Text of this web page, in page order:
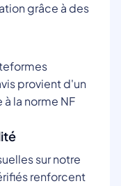
grâce à des
provient d'un
la norme NF
sur notre
renforcent